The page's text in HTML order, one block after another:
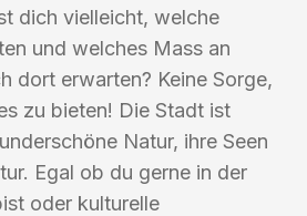
dich vielleicht, welche
und welches Mass an
dort erwarten? Keine Sorge,
zu bieten! Die Stadt ist
Natur, ihre Seen
Egal ob du gerne in der
oder kulturelle